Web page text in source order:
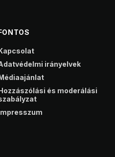
irányelvek
és moderálási